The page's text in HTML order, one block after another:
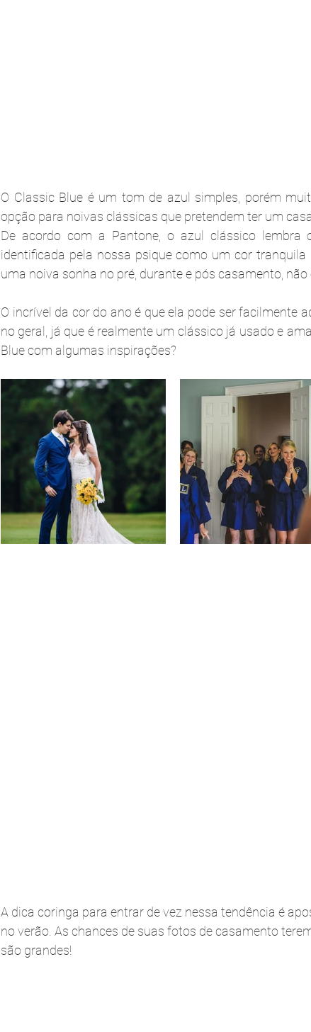
O Classic Blue é um tom de azul simples, porém
opção para noivas clássicas que pretendem ter um
De acordo com a Pantone, o azul clássico
identificada pela nossa psique como um cor
uma noiva sonha no pré, durante e pós casamento, não
O incrível da cor do ano é que ela pode ser facilmente
no geral, já que é realmente um clássico já usado e
Blue com algumas inspirações?
A dica coringa para entrar de vez nessa tendência é
no verão. As chances de suas fotos de casamento
são grandes!